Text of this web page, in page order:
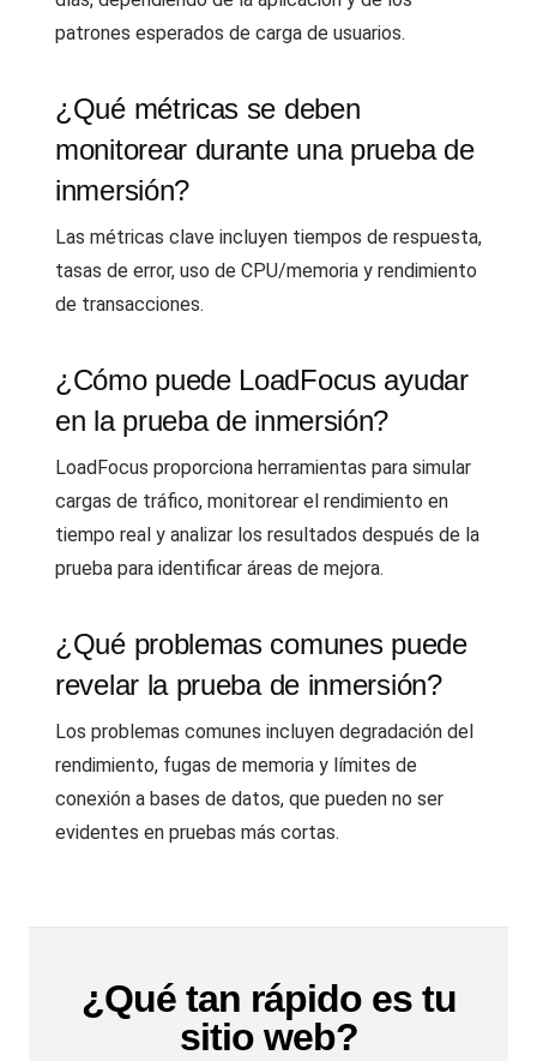
patrones esperados de carga de usuarios.
¿Qué métricas se deben
monitorear durante una prueba de
inmersión?
Las métricas clave incluyen tiempos de respuesta,
tasas de error, uso de CPU/memoria y rendimiento
de transacciones.
¿Cómo puede LoadFocus ayudar
en la prueba de inmersión?
LoadFocus proporciona herramientas para simular
cargas de tráfico, monitorear el rendimiento en
tiempo real y analizar los resultados después de la
prueba para identificar áreas de mejora.
¿Qué problemas comunes puede
revelar la prueba de inmersión?
Los problemas comunes incluyen degradación del
rendimiento, fugas de memoria y límites de
conexión a bases de datos, que pueden no ser
evidentes en pruebas más cortas.
¿Qué tan rápido es tu
sitio web?